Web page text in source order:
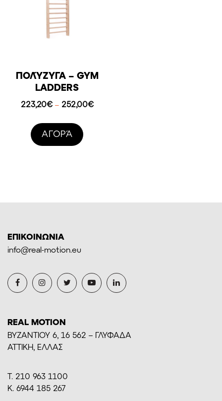
ΠΟΛΎΖΥΓΑ – GYM
LADDERS
223,20€ – 252,00€Price
AΓΟΡΆ
ΕΠΙΚΟΙΝΩΝΙΑ
info@real-motion.eu
REAL MOTION
BYZANTIOY 6, 16 562 – ΓΛΥΦΑΔΑ
ΑΤΤΙΚΗ, ΕΛΛΑΣ
Τ. 210 963 1100
Κ. 6944 185 267